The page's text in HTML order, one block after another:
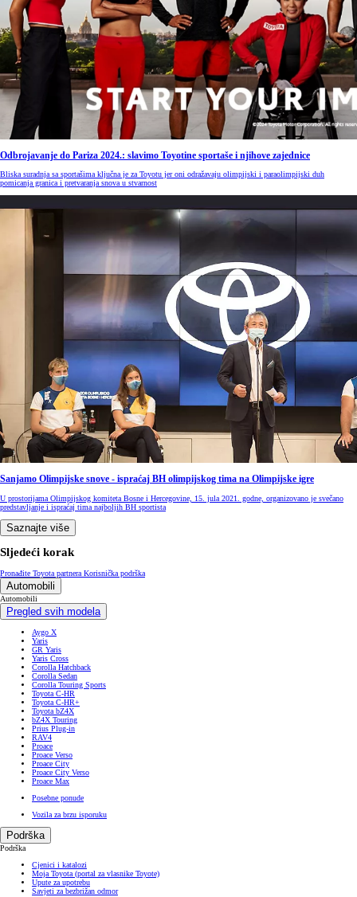
Odbrojavanje do Pariza 2024.: slavimo Toyotine sportaše i njihove zajednice
Bliska suradnja sa sportašima ključna je za Toyotu jer oni odražavaju olimpijski i paraolimpijski duh
pomicanja granica i pretvaranja snova u stvarnost
Sanjamo Olimpijske snove - ispraćaj BH olimpijskog tima na Olimpijske igre
U prostorijama Olimpijskog komiteta Bosne i Hercegovine, 15. jula 2021. godne, organizovano je svečano
predstavljanje i ispraćaj tima najboljih BH sportista
Saznajte više
Sljedeći korak
Pronađite Toyota partneraKorisnička podrška
Automobili
Automobili
Pregled svih modela
Aygo X
Yaris
GR Yaris
Yaris Cross
Corolla Hatchback
Corolla Sedan
Corolla Touring Sports
Toyota C-HR
Toyota C-HR+
Toyota bZ4X
bZ4X Touring
Prius Plug-in
RAV4
Proace
Proace Verso
Proace City
Proace City Verso
Proace Max
Posebne ponude
Vozila za brzu isporuku
Podrška
Podrška
Cjenici i katalozi
Moja Toyota (portal za vlasnike Toyote)
Upute za upotrebu
Savjeti za bezbrižan odmor